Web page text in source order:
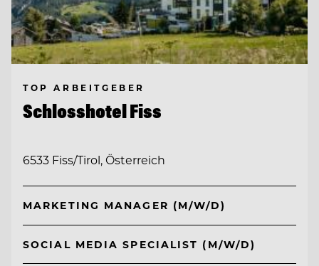
TOP ARBEITGEBER
Schlosshotel Fiss
6533 Fiss/Tirol, Österreich
MARKETING MANAGER (M/W/D)
SOCIAL MEDIA SPECIALIST (M/W/D)